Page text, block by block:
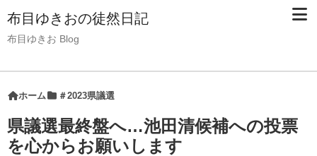
布目ゆきおの徒然日記
布目ゆきお Blog
ホーム ＃2023県議選
県議選最終盤へ…池田清候補への投票
を心からお願いします